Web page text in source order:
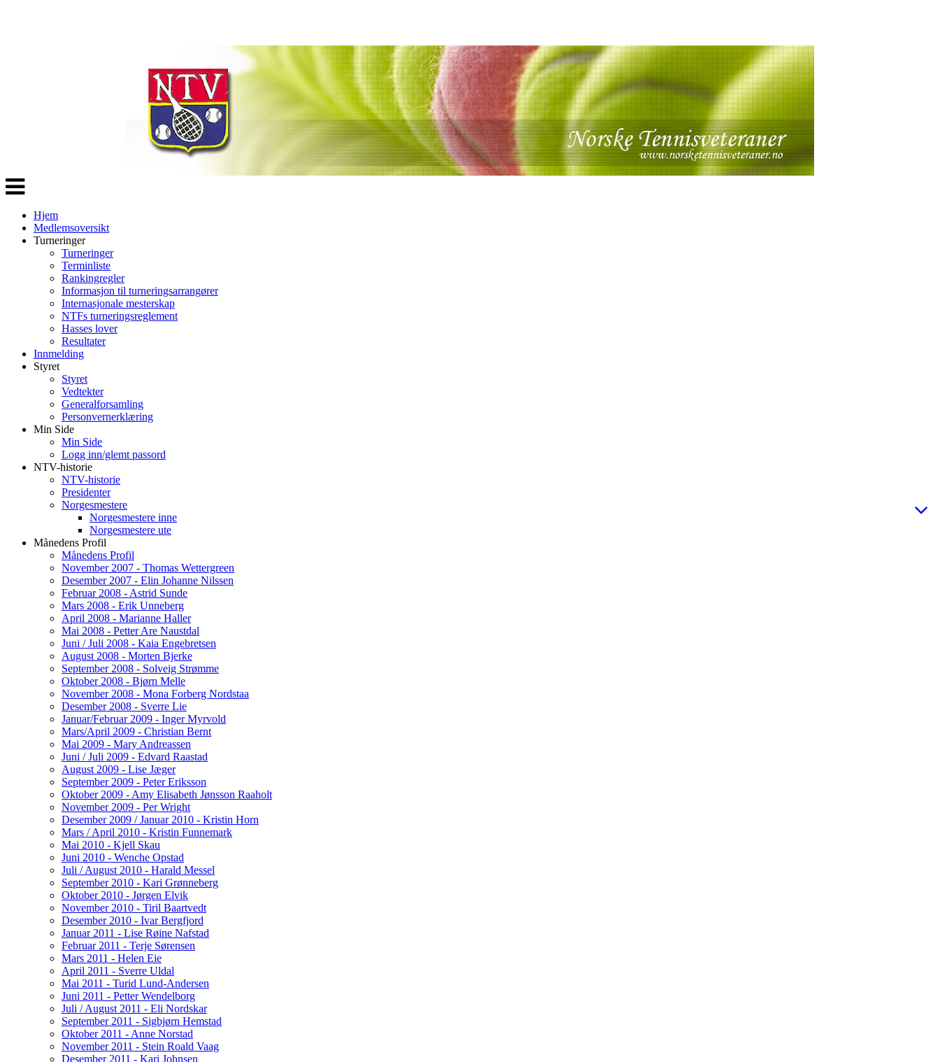
Veksle
navigasjon
Hjem
Medlemsoversikt
Turneringer
Turneringer
Terminliste
Rankingregler
Informasjon til turneringsarrangører
Internasjonale mesterskap
NTFs turneringsreglement
Hasses lover
Resultater
Innmelding
Styret
Styret
Vedtekter
Generalforsamling
Personvernerklæring
Min Side
Min Side
Logg inn/glemt passord
NTV-historie
NTV-historie
Presidenter
Norgesmestere
Norgesmestere inne
Norgesmestere ute
Månedens Profil
Månedens Profil
November 2007 - Thomas Wettergreen
Desember 2007 - Elin Johanne Nilssen
Februar 2008 - Astrid Sunde
Mars 2008 - Erik Unneberg
April 2008 - Marianne Haller
Mai 2008 - Petter Are Naustdal
Juni / Juli 2008 - Kaia Engebretsen
August 2008 - Morten Bjerke
September 2008 - Solveig Strømme
Oktober 2008 - Bjørn Melle
November 2008 - Mona Forberg Nordstaa
Desember 2008 - Sverre Lie
Januar/Februar 2009 - Inger Myrvold
Mars/April 2009 - Christian Bernt
Mai 2009 - Mary Andreassen
Juni / Juli 2009 - Edvard Raastad
August 2009 - Lise Jæger
September 2009 - Peter Eriksson
Oktober 2009 - Amy Elisabeth Jønsson Raaholt
November 2009 - Per Wright
Desember 2009 / Januar 2010 - Kristin Horn
Mars / April 2010 - Kristin Funnemark
Mai 2010 - Kjell Skau
Juni 2010 - Wenche Opstad
Juli / August 2010 - Harald Messel
September 2010 - Kari Grønneberg
Oktober 2010 - Jørgen Elvik
November 2010 - Tiril Baartvedt
Desember 2010 - Ivar Bergfjord
Januar 2011 - Lise Røine Nafstad
Februar 2011 - Terje Sørensen
Mars 2011 - Helen Eie
April 2011 - Sverre Uldal
Mai 2011 - Turid Lund-Andersen
Juni 2011 - Petter Wendelborg
Juli / August 2011 - Eli Nordskar
September 2011 - Sigbjørn Hemstad
Oktober 2011 - Anne Norstad
November 2011 - Stein Roald Vaag
Desember 2011 - Kari Johnsen